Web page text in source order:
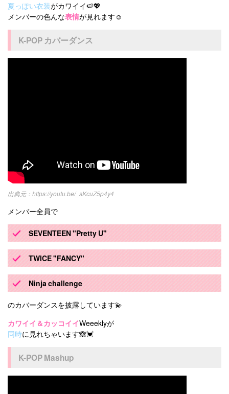
夏っぽい衣装がカワイイ🍉💖
メンバーの色んな表情が見れます☺️
K-POP カバーダンス
https://youtu.be/_sKcuZ5p4y4
メンバー全員で
SEVENTEEN "Pretty U"
TWICE "FANCY"
Ninja challenge
のカバーダンスを披露しています💫
カワイイ＆カッコイイWeeeklyが
同時に見れちゃいます🙈💓
K-POP Mashup